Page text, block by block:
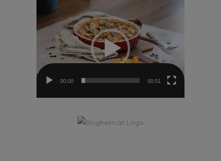
Video-
00:00 00:51